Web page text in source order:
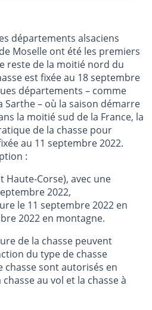
départements alsaciens
Moselle ont été les premiers
reste de la moitié nord du
est fixée au 18 septembre
départements – comme
Sarthe – où la saison démarre
la moitié sud de la France, la
de la chasse pour
au 11 septembre 2022.
:
Haute-Corse), avec une
2022,
le 11 septembre 2022 en
2022 en montagne.
de la chasse peuvent
du type de chasse
chasse sont autorisés en
au vol et la chasse à